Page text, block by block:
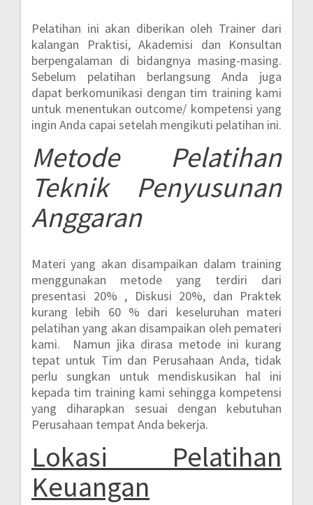
Pelatihan ini akan diberikan oleh Trainer dari
kalangan Praktisi, Akademisi dan Konsultan
berpengalaman di bidangnya masing-masing.
Sebelum pelatihan berlangsung Anda juga
dapat berkomunikasi dengan tim training kami
untuk menentukan outcome/ kompetensi yang
ingin Anda capai setelah mengikuti pelatihan ini.
MetodePelatihan
Teknik Penyusunan
Anggaran
Materi yang akan disampaikan dalam training
menggunakan metode yang terdiri dari
presentasi 20% , Diskusi 20%, dan Praktek
kurang lebih 60 % dari keseluruhan materi
pelatihan yang akan disampaikan oleh pemateri
kami. Namun jika dirasa metode ini kurang
tepat untuk Tim dan Perusahaan Anda, tidak
perlu sungkan untuk mendiskusikan hal ini
kepada tim training kami sehingga kompetensi
yang diharapkan sesuai dengan kebutuhan
Perusahaan tempat Anda bekerja.
Lokasi Pelatihan
Keuangan